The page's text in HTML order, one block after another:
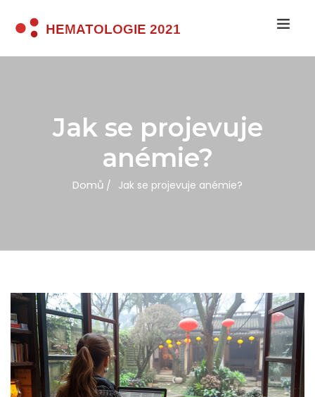
Jak se projevuje
anémie?
Domů Jak se projevuje anémie?